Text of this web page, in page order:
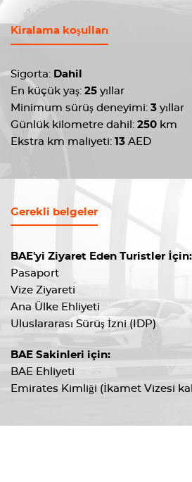
Kiralama koşulları
Sigorta: Dahil
En küçük yaş: 25 yıllar
Minimum sürüş deneyimi: 3 yıllar
Günlük kilometre dahil: 250 km
Ekstra km maliyeti: 13 AED
Gerekli belgeler
BAE'yi Ziyaret Eden Turistler İçin:
Pasaport
Vize Ziyareti
Ana Ülke Ehliyeti
Uluslararası Sürüş İzni (IDP)
BAE Sakinleri için:
BAE Ehliyeti
Emirates Kimliği (İkamet Vizesi